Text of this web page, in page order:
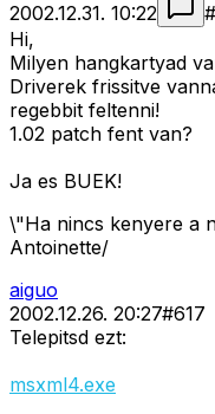
2002.12.31. 10:22
#
Hi,
Milyen hangkartyad
Driverek frissitve
regebbit feltenni!
1.02 patch fent van?
Ja es BUEK!
\"Ha nincs kenyere a
Antoinette/
aiguo
2002.12.26. 20:27#617
Telepitsd ezt:
msxml4.exe